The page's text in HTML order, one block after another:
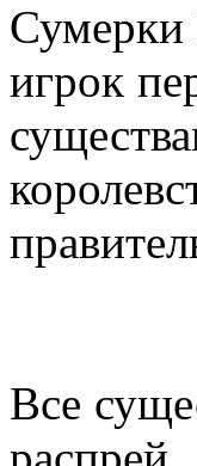
Сумерки
игрок
Все